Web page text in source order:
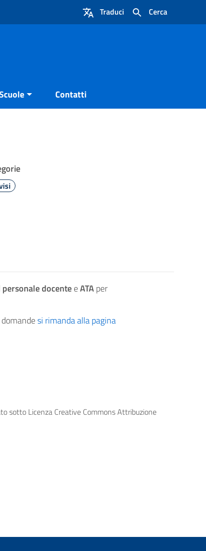
Cerca
Traduci
Contatti
personale docenteeATAper
si rimanda alla pagina
sotto Licenza Creative Commons Attribuzione